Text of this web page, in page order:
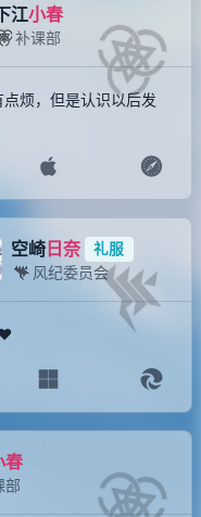
江小春
补课部
烦，但是认识以后发
空崎 日奈 礼服
风纪委员会
春
部